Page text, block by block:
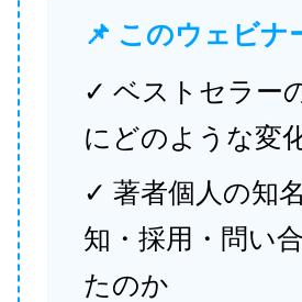
📌 このウェビナ
✓ ベストセラー
にどのような変
✓ 著者個人の知
知・採用・問い
たのか